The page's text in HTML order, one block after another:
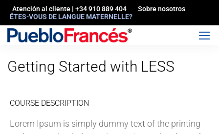
Atención al cliente | +34 910 889 404
Sobre nosotros
ÊTES-VOUS DE LANGUE MATERNELLE?
Getting Started with LESS
COURSE DESCRIPTION
Lorem Ipsum is simply dummy text of the printing